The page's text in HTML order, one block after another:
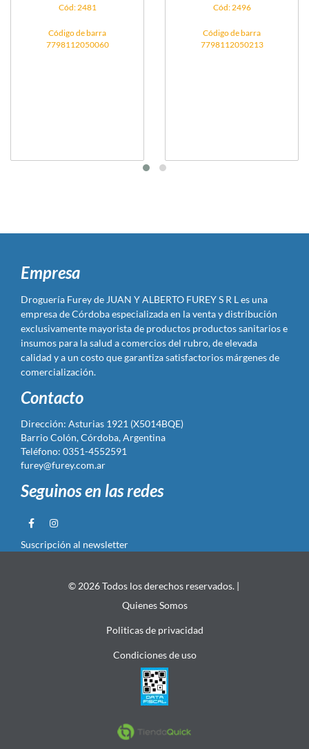
Cód: 2481
Código de barra
7798112050060
Cód: 2496
Código de barra
7798112050213
Empresa
Droguería Furey de JUAN Y ALBERTO FUREY S R L es una
empresa de Córdoba especializada en la venta y distribución
exclusivamente mayorista de productos productos sanitarios e
insumos para la salud a comercios del rubro, de elevada
calidad y a un costo que garantiza satisfactorios márgenes de
comercialización.
Contacto
Dirección: Asturias 1921 (X5014BQE)
Barrio Colón, Córdoba, Argentina
Teléfono: 0351-4552591
furey@furey.com.ar
Seguinos en las redes
Suscripción al newsletter
© 2026 Todos los derechos reservados. |
Quienes Somos
Politicas de privacidad
Condiciones de uso